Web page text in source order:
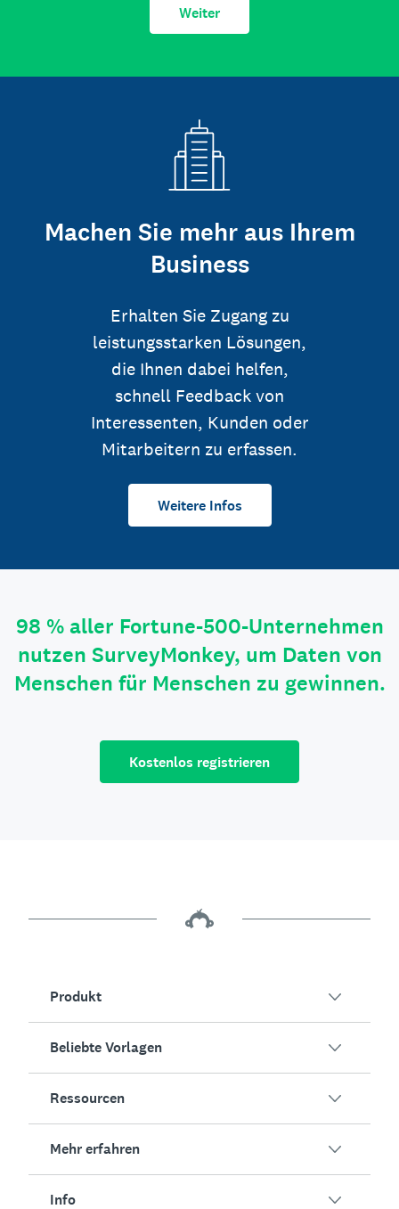
Weiter
Machen Sie mehr aus Ihrem
Business
Erhalten Sie Zugang zu
leistungsstarken Lösungen,
die Ihnen dabei helfen,
schnell Feedback von
Interessenten, Kunden oder
Mitarbeitern zu erfassen.
Weitere Infos
98 % aller Fortune-500-Unternehmen
nutzen SurveyMonkey, um Daten von
Menschen für Menschen zu gewinnen.
Kostenlos registrieren
Produkt
Umfragen
KI-Umfragegenerator
Online-Formulare
Marktforschung
Beliebte Vorlagen
Mitarbeiterengagement
Event-Feedback
Ressourcen
Blog
Mehr erfahren
Info